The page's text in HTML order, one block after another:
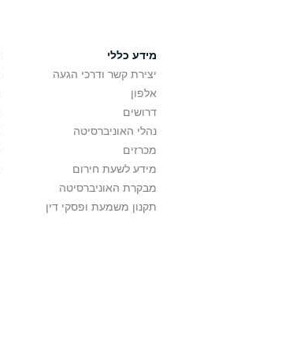
מידע כללי
יצירת קשר ודרכי הגעה
אלפון
דרושים
נהלי האוניברסיטה
מכרזים
מידע לשעת חירום
מבקרת האוניברסיטה
תקנון משמעת ופסקי דין